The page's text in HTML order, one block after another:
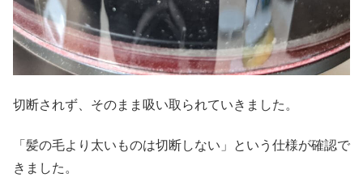
切断されず、そのまま吸い取られていきました。
「髪の毛より太いものは切断しない」という仕様が確認で
きました。